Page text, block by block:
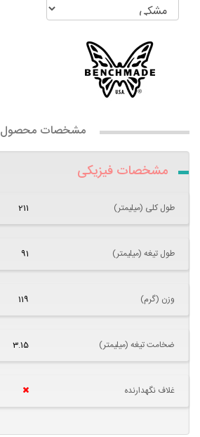
مشخصات محصول
مشخصات فیزیکی
طول کلی (میلیمتر) 211
طول تیغه (میلیمتر) 91
وزن (گرم) 119
ضخامت تیغه (میلیمتر) 3.15
غلاف نگهدارنده